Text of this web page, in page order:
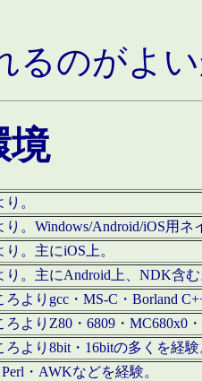
るのがよ
境
。
り。Windows/Android/iOS用
り。主にiOS上。
り。主にAndroid上、NDK含
ろよりgcc・MS-C・Borland
ろよりZ80・6809・MC680x0
ろより8bit・16bitの多くを経
・AWKなどを経験。